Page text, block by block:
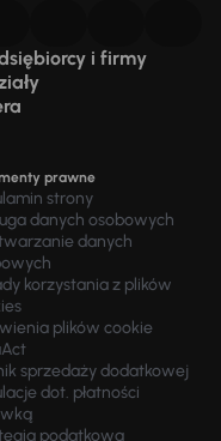
i firmy
prawne
strony
danych osobowych
danych
korzystania z plików
plików cookie
sprzedaży dodatkowej
dot. płatności
podatkowa